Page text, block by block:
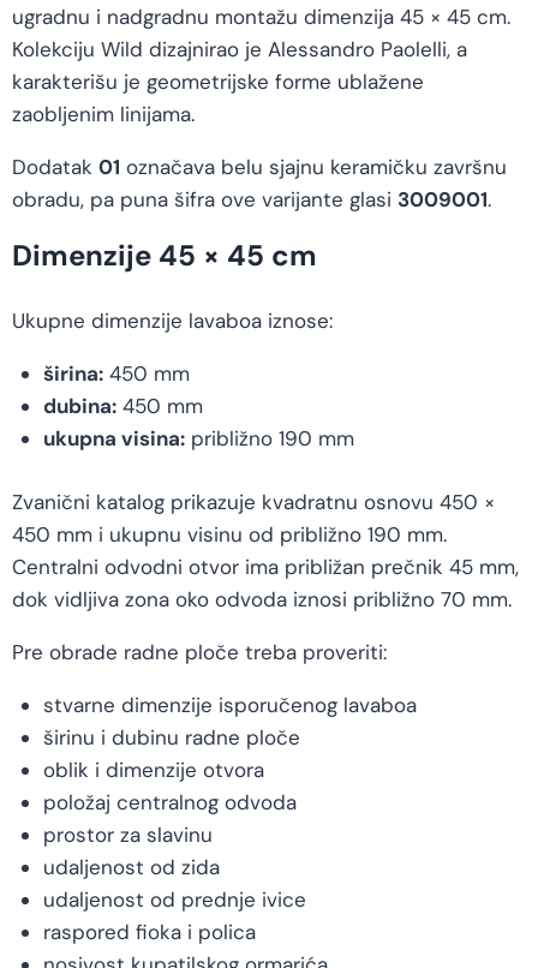
ugradnu i nadgradnu montažu dimenzija 45 × 45 cm.
Kolekciju Wild dizajnirao je Alessandro Paolelli, a
karakterišu je geometrijske forme ublažene
zaobljenim linijama.
Dodatak 01 označava belu sjajnu keramičku završnu
obradu, pa puna šifra ove varijante glasi 3009001.
Dimenzije 45 × 45 cm
Ukupne dimenzije lavaboa iznose:
širina:450 mm
dubina:450 mm
ukupna visina:približno 190 mm
Zvanični katalog prikazuje kvadratnu osnovu 450 ×
450 mm i ukupnu visinu od približno 190 mm.
Centralni odvodni otvor ima približan prečnik 45 mm,
dok vidljiva zona oko odvoda iznosi približno 70 mm.
Pre obrade radne ploče treba proveriti:
stvarne dimenzije isporučenog lavaboa
širinu i dubinu radne ploče
oblik i dimenzije otvora
položaj centralnog odvoda
prostor za slavinu
udaljenost od zida
udaljenost od prednje ivice
raspored fioka i polica